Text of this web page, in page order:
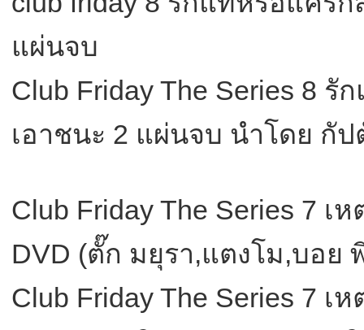
แผ่นจบ
Club Friday The Series 8
เอาชนะ 2 แผ่นจบ นำโดย กั
Club Friday The Series 7 เ
DVD (ตั๊ก มยุรา,แตงโม,บอย
Club Friday The Series 7 เ